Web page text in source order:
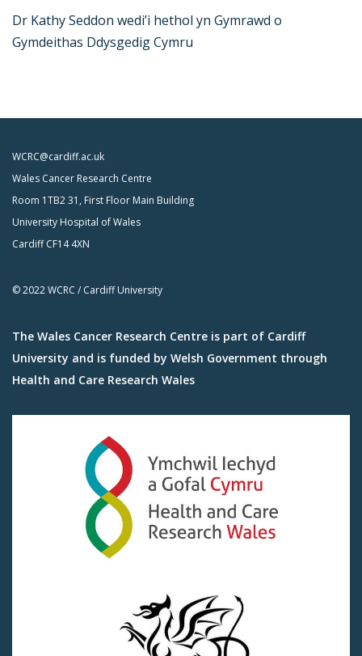
Dr Kathy Seddon wedi’i hethol yn Gymrawd o
Gymdeithas Ddysgedig Cymru
WCRC@cardiff.ac.uk
Wales Cancer Research Centre
Room 1TB2 31, First Floor Main Building
University Hospital of Wales
Cardiff CF14 4XN
© 2022 WCRC / Cardiff University
The Wales Cancer Research Centre is part of Cardiff
University and is funded by Welsh Government through
Health and Care Research Wales